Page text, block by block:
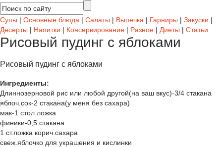
Супы | Основные блюда | Салаты | Выпечка | Гарниры | Закуски |
Десерты | Напитки | Консервирование | Разное | Диеты | Статьи
Рисовый пудинг с яблоками
Рисовый пудинг с яблоками
Ингредиенты:
Длиннозерновой рис или любой другой(на ваш вкус)-3/4 стакана
яблоч.сок-2 стакана(у меня без сахара)
мак-1 стол.ложка
финики-0,5 стакана
1 ст.ложка корич.сахара
свеж.яблочко для украшения и кислинки